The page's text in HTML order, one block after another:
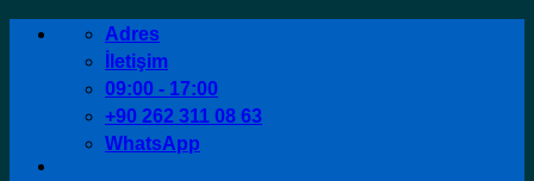
İçeriğe
Adres
İletişim
09:00 - 17:00
+90 262 311 08 63
WhatsApp